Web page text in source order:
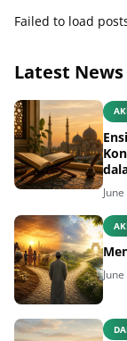
Failed to load
Latest News